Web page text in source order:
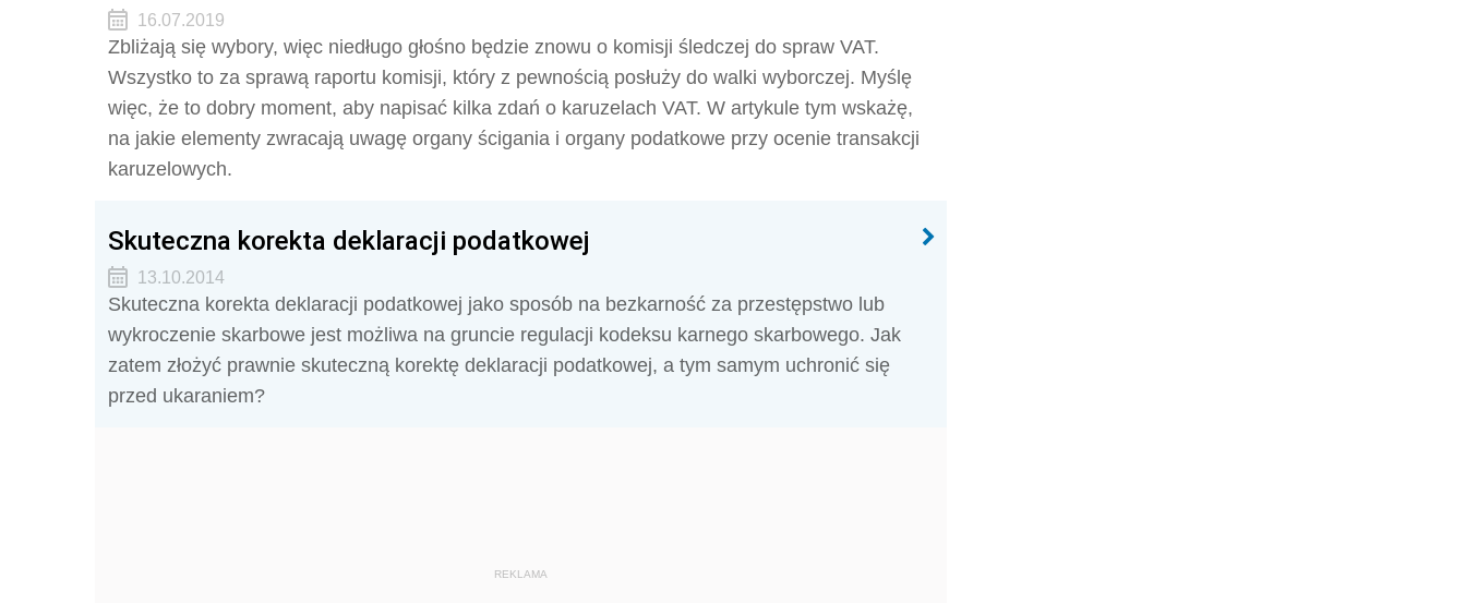
16.07.2019
Zbliżają się wybory, więc niedługo głośno będzie znowu o komisji śledczej do spraw VAT.
Wszystko to za sprawą raportu komisji, który z pewnością posłuży do walki wyborczej. Myślę
więc, że to dobry moment, aby napisać kilka zdań o karuzelach VAT. W artykule tym wskażę,
na jakie elementy zwracają uwagę organy ścigania i organy podatkowe przy ocenie transakcji
karuzelowych.
Skuteczna korekta deklaracji podatkowej
13.10.2014
Skuteczna korekta deklaracji podatkowej jako sposób na bezkarność za przestępstwo lub
wykroczenie skarbowe jest możliwa na gruncie regulacji kodeksu karnego skarbowego. Jak
zatem złożyć prawnie skuteczną korektę deklaracji podatkowej, a tym samym uchronić się
przed ukaraniem?
REKLAMA